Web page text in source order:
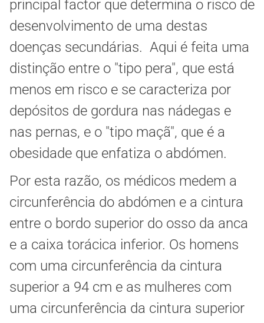
principal factor que determina o risco de
desenvolvimento de uma destas
doenças secundárias. Aqui é feita uma
distinção entre o "tipo pera", que está
menos em risco e se caracteriza por
depósitos de gordura nas nádegas e
nas pernas, e o "tipo maçã", que é a
obesidade que enfatiza o abdómen.
Por esta razão, os médicos medem a
circunferência do abdómen e a cintura
entre o bordo superior do osso da anca
e a caixa torácica inferior. Os homens
com uma circunferência da cintura
superior a 94 cm e as mulheres com
uma circunferência da cintura superior